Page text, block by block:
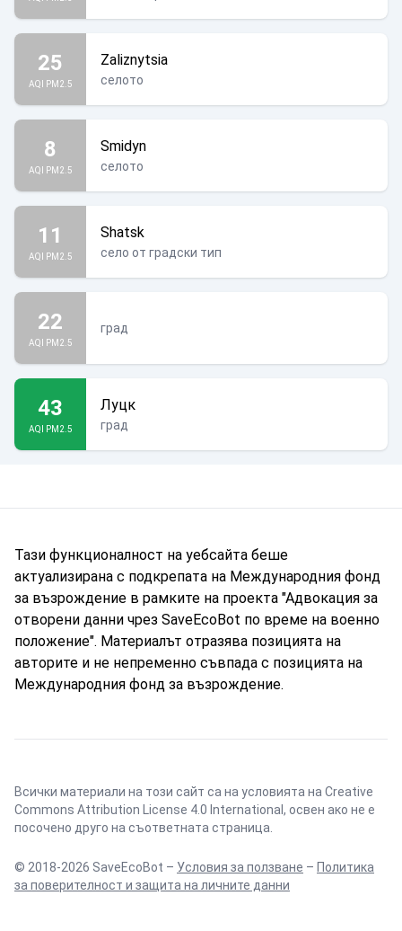
25
AQI PM2.5
Zaliznytsia
селото
8
AQI PM2.5
Smidyn
селото
11
AQI PM2.5
Shatsk
село от градски тип
22
AQI PM2.5
град
43
AQI PM2.5
Луцк
град
Тази функционалност на уебсайта беше
актуализирана с подкрепата на Международния фонд
за възрождение в рамките на проекта "Адвокация за
отворени данни чрез SaveEcoBot по време на военно
положение". Материалът отразява позицията на
авторите и не непременно съвпада с позицията на
Международния фонд за възрождение.
Всички материали на този сайт са на условията на Creative
Commons Attribution License 4.0 International , освен ако не е
посочено друго на съответната страница.
© 2018-2026 SaveEcoBot – Условия за ползване – Политика
за поверителност и защита на личните данни